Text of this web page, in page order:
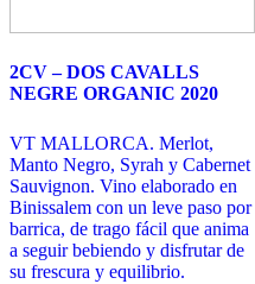
2CV – DOS CAVALLS
NEGRE ORGANIC 2020
VT MALLORCA. Merlot,
Manto Negro, Syrah y Cabernet
Sauvignon. Vino elaborado en
Binissalem con un leve paso por
barrica, de trago fácil que anima
a seguir bebiendo y disfrutar de
su frescura y equilibrio.